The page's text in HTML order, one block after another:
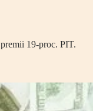
19-proc. PIT.